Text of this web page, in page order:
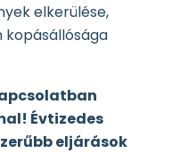
elkerülése,
Évtizedes
eljárások